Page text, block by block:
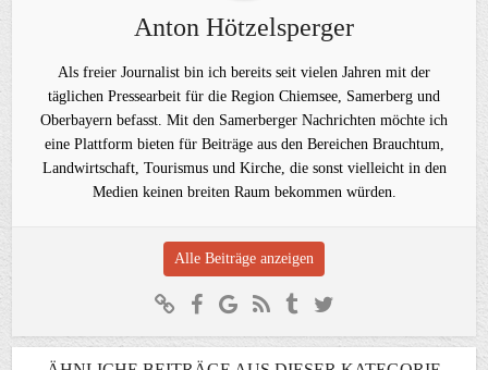
Anton Hötzelsperger
Als freier Journalist bin ich bereits seit vielen Jahren mit der
täglichen Pressearbeit für die Region Chiemsee, Samerberg und
Oberbayern befasst. Mit den Samerberger Nachrichten möchte ich
eine Plattform bieten für Beiträge aus den Bereichen Brauchtum,
Landwirtschaft, Tourismus und Kirche, die sonst vielleicht in den
Medien keinen breiten Raum bekommen würden.
Alle Beiträge anzeigen